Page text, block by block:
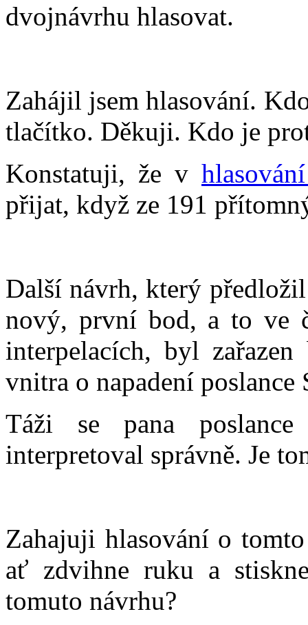
dvojnávrhu hlasovat.
Zahájil jsem hlasování.
tlačítko. Děkuji. Kdo je
Konstatuji, že v
přijat, když ze 191
Další návrh, který
nový, první bod, a to ve
interpelacích, byl
vnitra o napadení
Táži se pana
interpretoval správně. Je
Zahajuji hlasování o
ať zdvihne ruku a
tomuto návrhu?